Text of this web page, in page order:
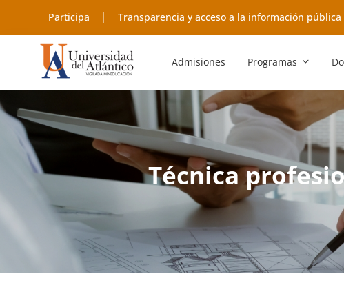
Participa Transparencia y acceso a la información pública
Admisiones Programas
Técnica